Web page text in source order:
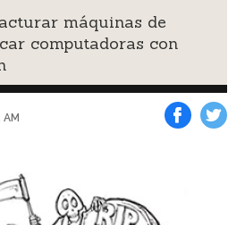
máquinas de
computadoras con